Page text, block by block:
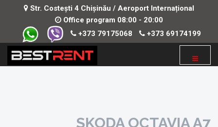
Str. Costești 4 Chișinău / Aeroport Internațional
Office program 08:00 - 20:00
+373 79175068
+373 69174199
SKODA OCTAVIA A7